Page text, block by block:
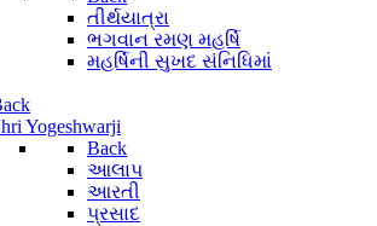
તીર્થયાત્રા
ભગવાન રમણ મહર્ષિ
મહર્ષિની સુખદ સંનિધિમાં
Yogeshwarji
Back
આલાપ
આરતી
પ્રસાદ